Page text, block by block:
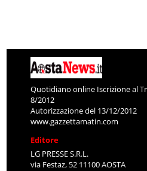
Quotidiano online Iscrizione al
8/2012
Autorizzazione del 13/12/2012
www.gazzettamatin.com
Editore
LG PRESSE S.R.L.
via Festaz, 52 11100 AOSTA